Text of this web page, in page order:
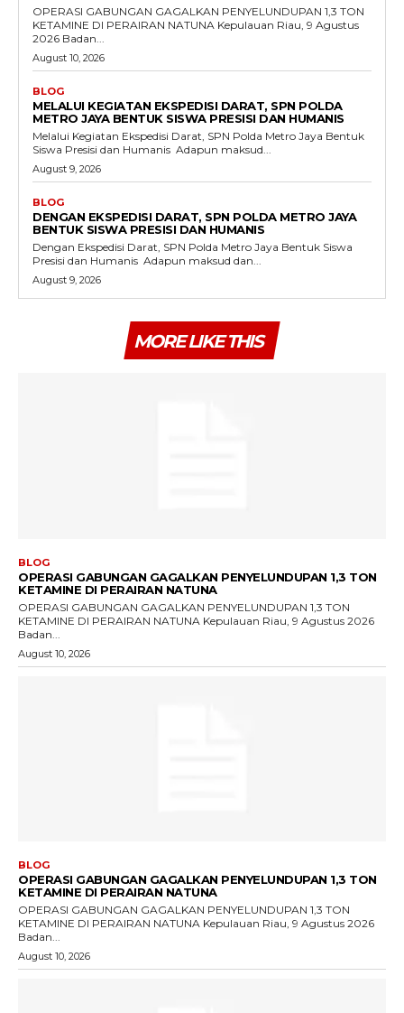
OPERASI GABUNGAN GAGALKAN PENYELUNDUPAN 1,3 TON
KETAMINE DI PERAIRAN NATUNA Kepulauan Riau, 9 Agustus
2026 Badan...
August 10, 2026
BLOG
MELALUI KEGIATAN EKSPEDISI DARAT, SPN POLDA
METRO JAYA BENTUK SISWA PRESISI DAN HUMANIS
Melalui Kegiatan Ekspedisi Darat, SPN Polda Metro Jaya Bentuk
Siswa Presisi dan Humanis ‎ ‎Adapun maksud...
August 9, 2026
BLOG
DENGAN EKSPEDISI DARAT, SPN POLDA METRO JAYA
BENTUK SISWA PRESISI DAN HUMANIS
Dengan Ekspedisi Darat, SPN Polda Metro Jaya Bentuk Siswa
Presisi dan Humanis ‎ ‎Adapun maksud dan...
August 9, 2026
MORE LIKE THIS
BLOG
OPERASI GABUNGAN GAGALKAN PENYELUNDUPAN 1,3 TON
KETAMINE DI PERAIRAN NATUNA
OPERASI GABUNGAN GAGALKAN PENYELUNDUPAN 1,3 TON
KETAMINE DI PERAIRAN NATUNA Kepulauan Riau, 9 Agustus 2026
Badan...
August 10, 2026
BLOG
OPERASI GABUNGAN GAGALKAN PENYELUNDUPAN 1,3 TON
KETAMINE DI PERAIRAN NATUNA
OPERASI GABUNGAN GAGALKAN PENYELUNDUPAN 1,3 TON
KETAMINE DI PERAIRAN NATUNA Kepulauan Riau, 9 Agustus 2026
Badan...
August 10, 2026